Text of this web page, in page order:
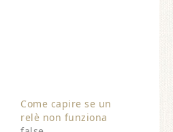
Come capire se un
relè non funziona​